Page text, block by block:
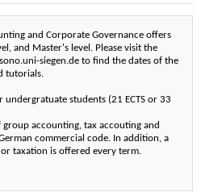
and Corporate Governance offers
and Master's level. Please visit the
siegen.de to find the dates of the
tutorials.
students (21 ECTS or 33
group accounting, tax accouting and
commercial code. In addition, a
taxation is offered every term.